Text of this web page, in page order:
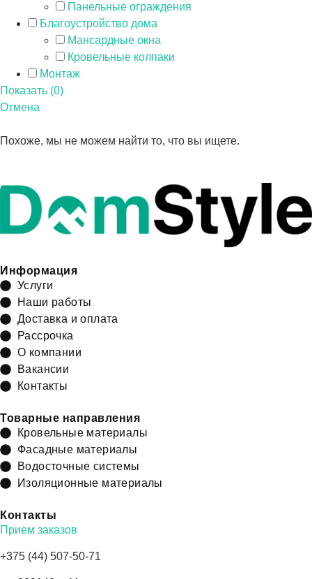
Панельные ограждения
Благоустройство дома
Мансардные окна
Кровельные колпаки
Монтаж
Показать (0)
Отмена
Похоже, мы не можем найти то, что вы ищете.
Информация
Услуги
Наши работы
Доставка и оплата
Рассрочка
О компании
Вакансии
Контакты
Товарные направления
Кровельные материалы
Фасадные материалы
Водосточные системы
Изоляционные материалы
Контакты
Прием заказов
+375 (44) 507-50-71